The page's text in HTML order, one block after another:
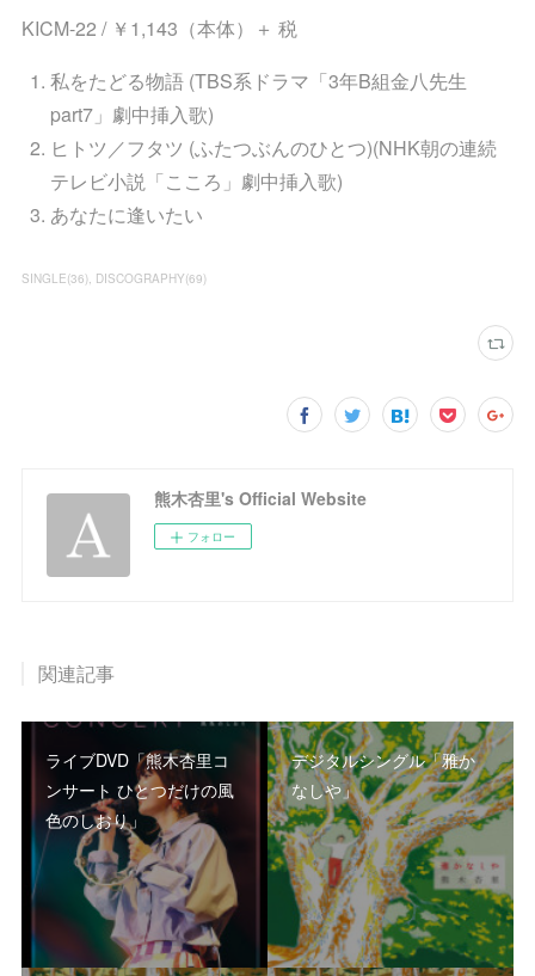
KICM-22 / ￥1,143（本体）＋ 税
私をたどる物語 (TBS系ドラマ「3年B組金八先生
part7」劇中挿入歌)
ヒトツ／フタツ (ふたつぶんのひとつ)(NHK朝の連続
テレビ小説「こころ」劇中挿入歌)
あなたに逢いたい
SINGLE(36) DISCOGRAPHY(69)
熊木杏里's Official Website
フォロー
関連記事
ライブDVD「熊木杏里コ
ンサート ひとつだけの風
色のしおり」
デジタルシングル「雅か
なしや」